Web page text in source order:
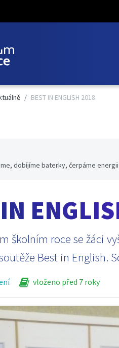
BEST IN ENGLISH 2018
dobíjíme baterky, čerpáme
školním roce se žáci
Best in English.
vloženo před 7 roky